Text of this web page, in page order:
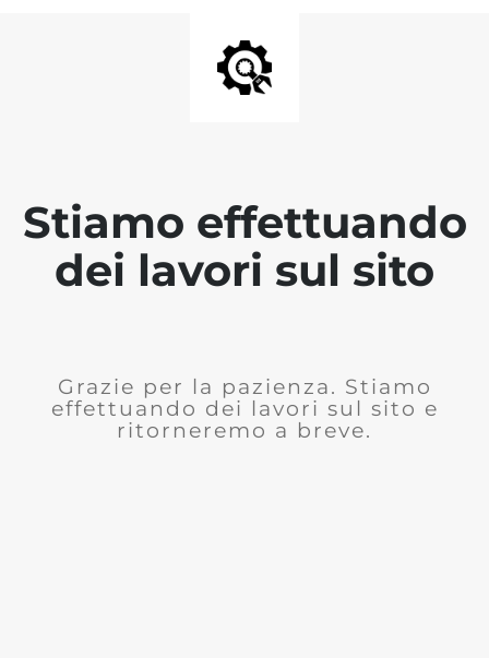
Stiamo effettuando
dei lavori sul sito
Grazie per la pazienza. Stiamo
effettuando dei lavori sul sito e
ritorneremo a breve.